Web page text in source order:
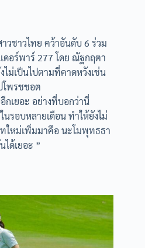
ชาวไทย คว้าอันดับ 6 ร่วม
ดอร์พาร์ 277 โดย ณัฐกฤตา
ม่เป็นไปตามที่คาดหวังเช่น
โพรชชอต
กเยอะ อย่างที่บอกว่านี่
รอบหลายเดือน ทำให้ยังไม่
ใหม่เพิ่มมาคือ นะโมพุทธธา
ด้เยอะ ”